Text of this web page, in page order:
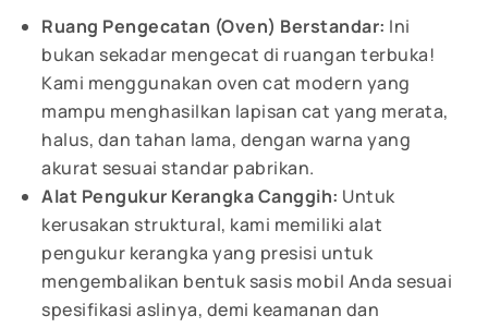
Ruang Pengecatan (Oven) Berstandar: Ini
bukan sekadar mengecat di ruangan terbuka!
Kami menggunakan oven cat modern yang
mampu menghasilkan lapisan cat yang merata,
halus, dan tahan lama, dengan warna yang
akurat sesuai standar pabrikan.
Alat Pengukur Kerangka Canggih: Untuk
kerusakan struktural, kami memiliki alat
pengukur kerangka yang presisi untuk
mengembalikan bentuk sasis mobil Anda sesuai
spesifikasi aslinya, demi keamanan dan